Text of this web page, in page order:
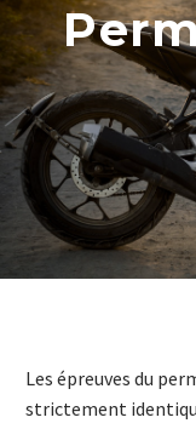
Les épreuves du
strictement